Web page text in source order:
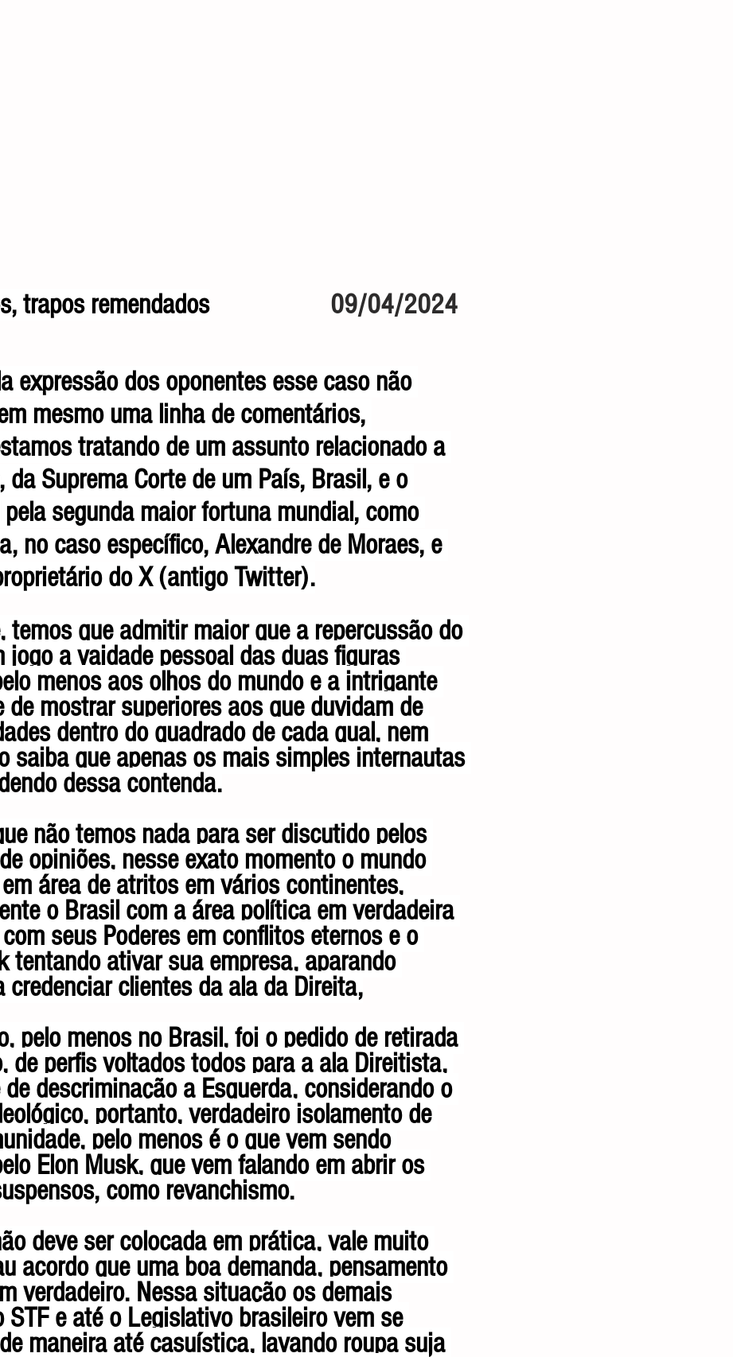
trapos remendados 09/04/2024
expressão dos oponentes esse caso não
mesmo uma linha de comentários,
tratando de um assunto relacionado a
da Suprema Corte de um País, Brasil, e o
segunda maior fortuna mundial, como
no caso específico, Alexandre de Moraes, e
do X (antigo Twitter).
temos que admitir maior que a repercussão do
jogo a vaidade pessoal das duas figuras
menos aos olhos do mundo e a intrigante
de mostrar superiores aos que duvidam de
dentro do quadrado de cada qual, nem
saiba que apenas os mais simples internautas
dessa contenda.
não temos nada para ser discutido pelos
opiniões, nesse exato momento o mundo
área de atritos em vários continentes,
o Brasil com a área política em verdadeira
seus Poderes em conflitos eternos e o
tentando ativar sua empresa, aparando
credenciar clientes da ala da Direita,
pelo menos no Brasil, foi o pedido de retirada
de perfis voltados todos para a ala Direitista,
descriminação a Esquerda, considerando o
portanto, verdadeiro isolamento de
pelo menos é o que vem sendo
Elon Musk, que vem falando em abrir os
como revanchismo.
deve ser colocada em prática, vale muito
acordo que uma boa demanda, pensamento
verdadeiro. Nessa situação os demais
STF e até o Legislativo brasileiro vem se
maneira até casuística, lavando roupa suja